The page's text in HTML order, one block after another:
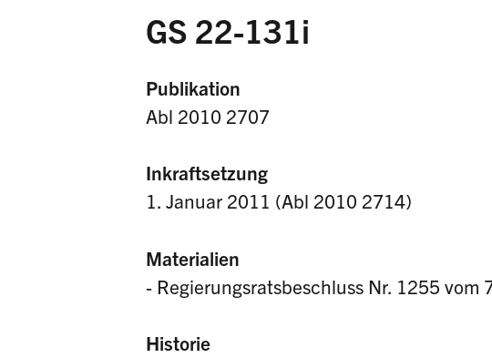
GS 22-131i
Publikation
Abl 2010 2707
Inkraftsetzung
1. Januar 2011 (Abl 2010 2714)
Materialien
- Regierungsratsbeschluss Nr. 1255 vom
Historie